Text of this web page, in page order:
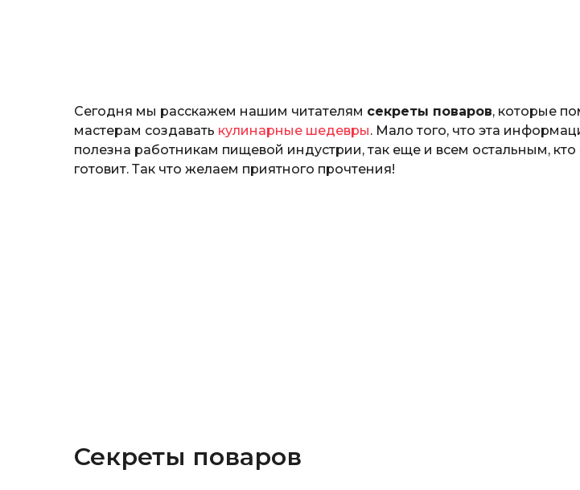
Сегодня мы расскажем нашим читателям секреты поваров, которые
мастерам создавать кулинарные шедевры. Мало того, что эта
полезна работникам пищевой индустрии, так еще и всем остальным, кто
готовит. Так что желаем приятного прочтения!
Секреты поваров